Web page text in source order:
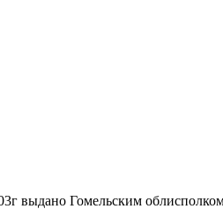
выдано Гомельским